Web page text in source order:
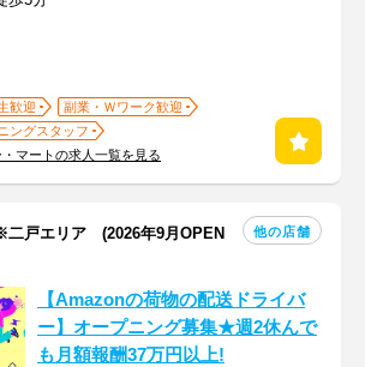
歓迎
副業・Ｗワーク歓迎
ングスタッフ
マートの求人一覧を見る
戸エリア (2026年9月OPEN
他の店舗
【Amazonの荷物の配送ドライバ
ー】オープニング募集★週2休んで
も月額報酬37万円以上!